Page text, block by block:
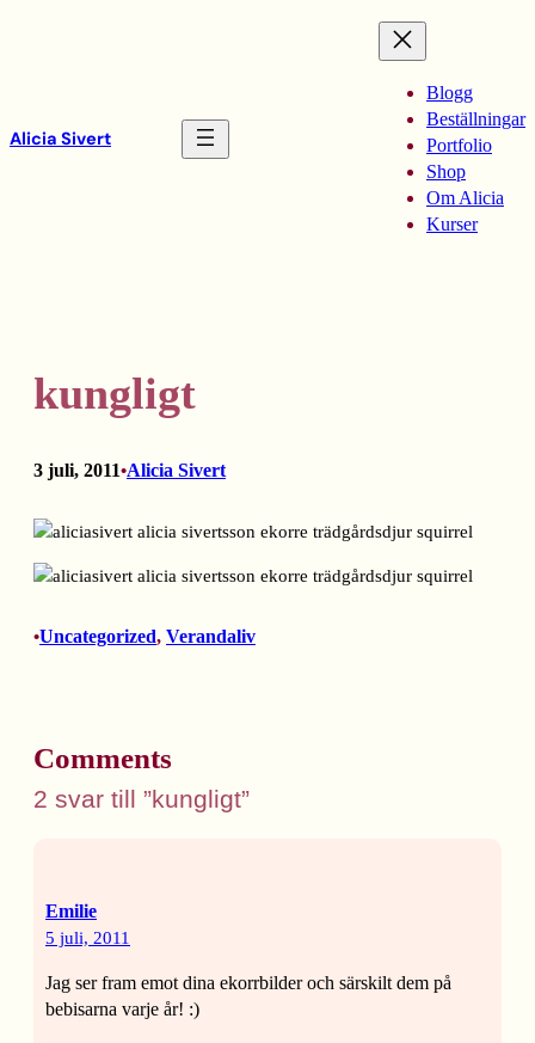
Alicia Sivert
Blogg
Beställningar
Portfolio
Shop
Om Alicia
Kurser
kungligt
3 juli, 2011•Alicia Sivert
•Uncategorized, Verandaliv
Comments
2 svar till ”kungligt”
Emilie
5 juli, 2011
Jag ser fram emot dina ekorrbilder och särskilt dem på
bebisarna varje år! :)